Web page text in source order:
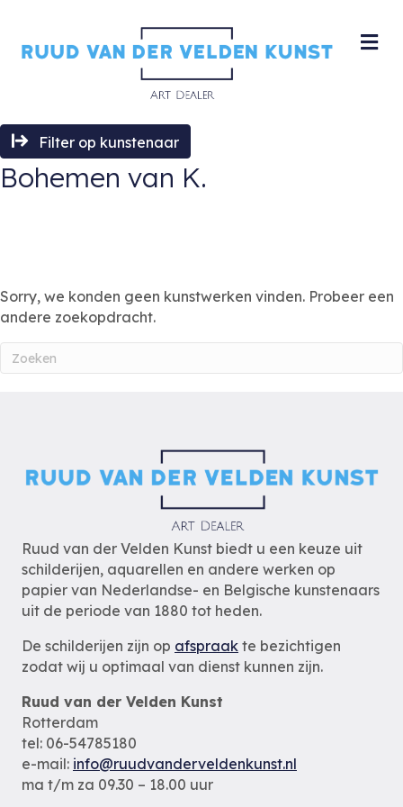
Filter op kunstenaar
Bohemen van K.
Sorry, we konden geen kunstwerken vinden. Probeer een
andere zoekopdracht.
Ruud van der Velden Kunst biedt u een keuze uit
schilderijen, aquarellen en andere werken op
papier van Nederlandse- en Belgische kunstenaars
uit de periode van 1880 tot heden.
De schilderijen zijn op afspraak te bezichtigen
zodat wij u optimaal van dienst kunnen zijn.
Ruud van der Velden Kunst
Rotterdam
tel: 06-54785180
e-mail: info@ruudvanderveldenkunst.nl
ma t/m za 09.30 – 18.00 uur